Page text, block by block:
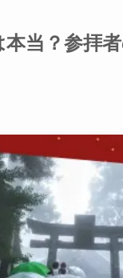
当？参拝